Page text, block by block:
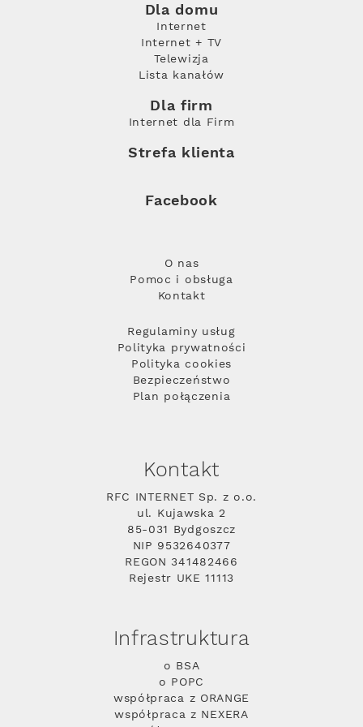
Dla domu
Internet
Internet + TV
Telewizja
Lista kanałów
Dla firm
Internet dla Firm
Strefa klienta
Facebook
O nas
Pomoc i obsługa
Kontakt
Regulaminy usług
Polityka prywatności
Polityka cookies
Bezpieczeństwo
Plan połączenia
Kontakt
RFC INTERNET Sp. z o.o.
ul. Kujawska 2
85-031 Bydgoszcz
NIP 9532640377
REGON 341482466
Rejestr UKE 11113
Infrastruktura
o BSA
o POPC
współpraca z ORANGE
współpraca z NEXERA